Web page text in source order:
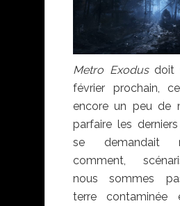
Metro Exodusdoit
février prochain,
encore un peu de
parfaire les
se demandait
comment,
nous sommes
terre contaminée